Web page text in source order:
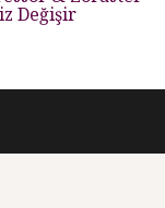
Değişir